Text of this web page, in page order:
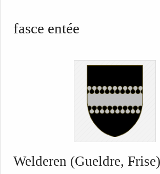
fasce entée
Welderen (Gueldre, Frise)